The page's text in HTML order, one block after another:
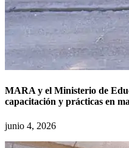
MARA y el Ministerio de
capacitación y prácticas en
junio 4, 2026